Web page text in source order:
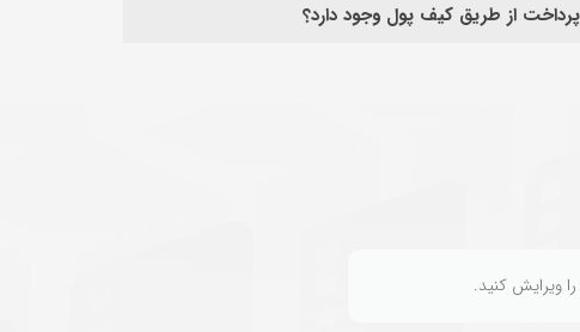
از طریق کیف پول وجود دارد؟
ویرایش کنید.